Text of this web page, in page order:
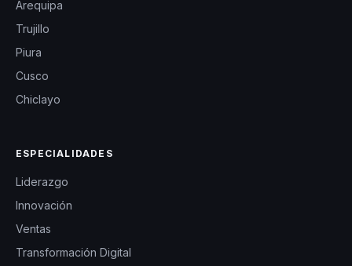
Arequipa
Trujillo
Piura
Cusco
Chiclayo
ESPECIALIDADES
Liderazgo
Innovación
Ventas
Transformación Digital